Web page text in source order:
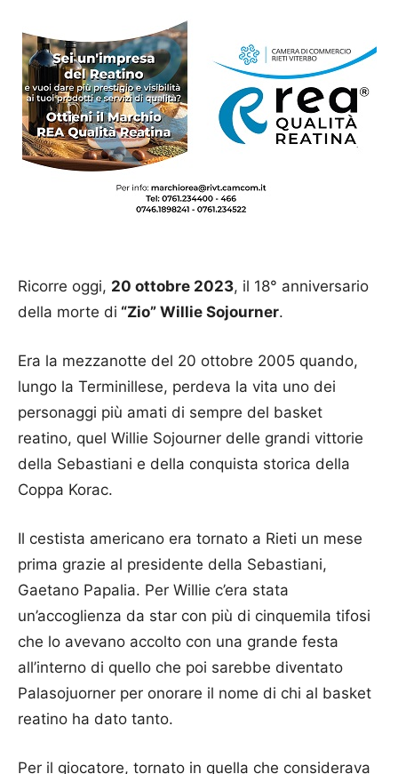
Ricorre oggi, 20 ottobre 2023, il 18° anniversario
della morte di “Zio” Willie Sojourner.
Era la mezzanotte del 20 ottobre 2005 quando,
lungo la Terminillese, perdeva la vita uno dei
personaggi più amati di sempre del basket
reatino, quel Willie Sojourner delle grandi vittorie
della Sebastiani e della conquista storica della
Coppa Korac.
Il cestista americano era tornato a Rieti un mese
prima grazie al presidente della Sebastiani,
Gaetano Papalia. Per Willie c’era stata
un’accoglienza da star con più di cinquemila tifosi
che lo avevano accolto con una grande festa
all’interno di quello che poi sarebbe diventato
Palasojuorner per onorare il nome di chi al basket
reatino ha dato tanto.
Per il giocatore, tornato in quella che considerava